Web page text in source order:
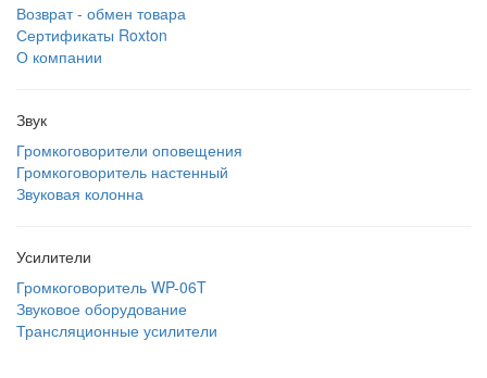
Возврат - обмен товара
Сертификаты Roxton
О компании
Звук
Громкоговорители оповещения
Громкоговоритель настенный
Звуковая колонна
Усилители
Громкоговоритель WP-06T
Звуковое оборудование
Трансляционные усилители